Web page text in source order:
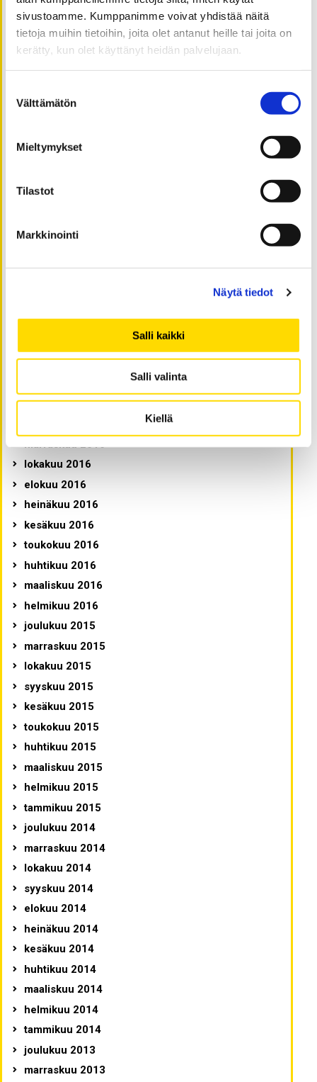
sivustoamme. Kumppanimme voivat yhdistää näitä
tietoja muihin tietoihin, joita olet antanut heille tai joita on
kerätty, kun olet käyttänyt heidän palvelujaan.
valinta
Välttämätön
Mieltymykset
Tilastot
Markkinointi
Näytä tiedot
Salli kaikki
Salli valinta
Kiellä
helmikuu 2019
tammikuu 2019
joulukuu 2018
lokakuu 2018
elokuu 2018
joulukuu 2017
elokuu 2017
maaliskuu 2017
tammikuu 2017
lokakuu 2016
elokuu 2016
heinäkuu 2016
kesäkuu 2016
toukokuu 2016
huhtikuu 2016
maaliskuu 2016
helmikuu 2016
joulukuu 2015
marraskuu 2015
lokakuu 2015
syyskuu 2015
kesäkuu 2015
toukokuu 2015
huhtikuu 2015
maaliskuu 2015
helmikuu 2015
tammikuu 2015
joulukuu 2014
marraskuu 2014
lokakuu 2014
syyskuu 2014
elokuu 2014
heinäkuu 2014
kesäkuu 2014
huhtikuu 2014
maaliskuu 2014
helmikuu 2014
tammikuu 2014
joulukuu 2013
marraskuu 2013